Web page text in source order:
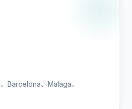
Barcelona、Malaga、